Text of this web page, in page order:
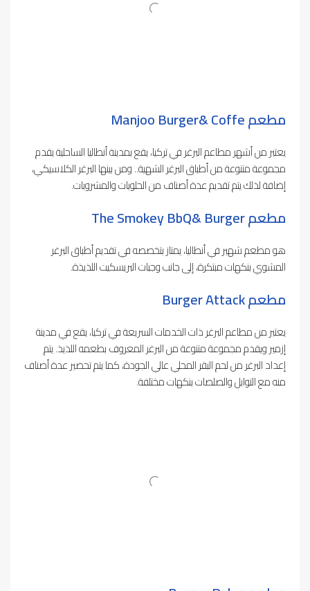
مطعم Manjoo Burger& Coffe
يعتبر من أشهر مطاعم البرغر في تركيا، يقع بمدينة أنطاليا الساحلية يقدم
مجموعة متنوعة من أطباق البرغر الشهية.. ومن بينها البرغر الكلاسيكي،
إضافة لذلك يتم تقديم عدة أصناف من الحلويات والمشروبات.
مطعم The Smokey BbQ& Burger
هو مطعم شهير في أنطاليا، يمتاز بتخصصه في تقديم أطباق البرغر
المشوي بنكهات مبتكرة، إلى جانب وجبات البريسكيت اللذيذة.
مطعم Burger Attack
يعتبر من مطاعم البرغر ذات الخدمات السريعة في تركيا، يقع في مدينة
إزمير ويقدم مجموعة متنوعة من البرغر المعروف بطعمه اللذيذ. يتم
إعداد البرغر من لحم البقر المحلي عالي الجودة، كما يتم تحضير عدة أصناف
منه مع التوابل والصلصات بنكهات مختلفة.